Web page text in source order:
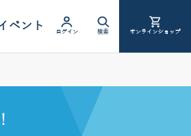
ベント ログイン 検索 オンラインショップ